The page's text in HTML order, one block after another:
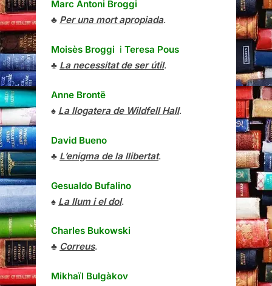
Marc Antoni Broggi
♣ Per una mort apropiada.
Moisès Broggi i Teresa Pous
♣ La necessitat de ser útil.
Anne Brontë
♠ La llogatera de Wildfell Hall.
David Bueno
♣ L’enigma de la llibertat.
Gesualdo Bufalino
♠ La llum i el dol.
Charles Bukowski
♣ Correus.
Mikhaïl Bulgàkov